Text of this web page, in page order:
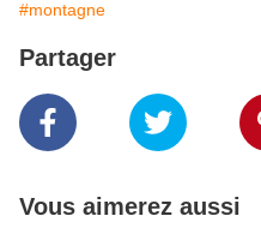
#montagne
Partager
Vous aimerez aussi